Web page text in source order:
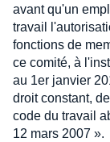
avant qu'un
travail
fonctions de
ce comité, à
au 1er janvier
droit constant,
code du travail
12 mars 2007 ».